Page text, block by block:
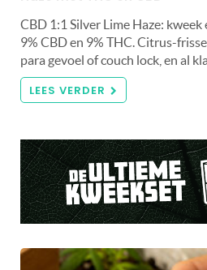
CBD 1:1 Silver Lime Haze:
9% CBD en 9% THC. Citrus-
para gevoel of couch lock, en al
LEES VERDER